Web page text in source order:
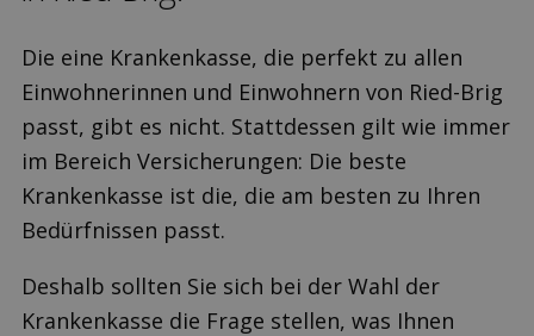
Die eine Krankenkasse, die perfekt zu allen
Einwohnerinnen und Einwohnern von Ried-Brig
passt, gibt es nicht. Stattdessen gilt wie immer
im Bereich Versicherungen: Die beste
Krankenkasse ist die, die am besten zu Ihren
Bedürfnissen passt.
Deshalb sollten Sie sich bei der Wahl der
Krankenkasse die Frage stellen, was Ihnen